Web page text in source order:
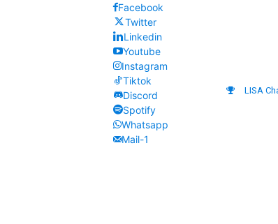
LISA
Facebook
Twitter
Linkedin
Youtube
Instagram
Tiktok
Discord
Spotify
Whatsapp
Mail-1